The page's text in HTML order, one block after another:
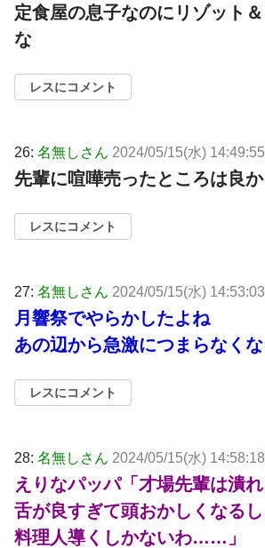
定食屋の息子なのにリゾット
な
レスにコメント
26: 名無しさん 2024/05/15(水)
先輩に喧嘩売ったところは良
レスにコメント
27: 名無しさん 2024/05/15(水)
月響祭でやらかしたよね
あの辺から急激につまらなく
レスにコメント
28: 名無しさん 2024/05/15(水)
えりなパッパ「才場先輩は潰
舌が良すぎて頭おかしくなる
料理人導くしかないわ……」